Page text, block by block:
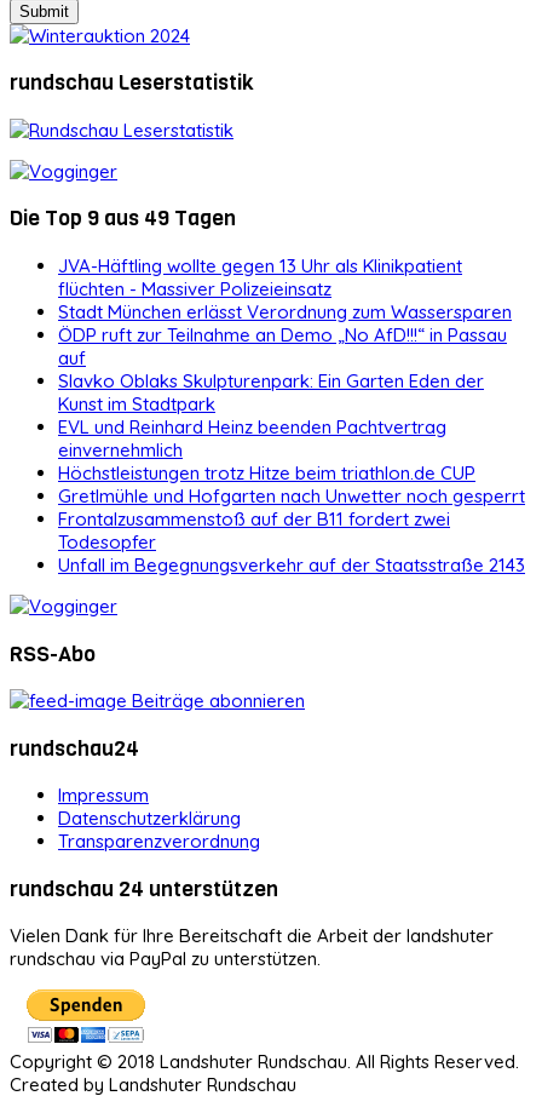
rundschau Leserstatistik
Die Top 9 aus 49 Tagen
JVA-Häftling wollte gegen 13 Uhr als Klinikpatient
flüchten - Massiver Polizeieinsatz
Stadt München erlässt Verordnung zum Wassersparen
ÖDP ruft zur Teilnahme an Demo „No AfD!!!“ in Passau
auf
Slavko Oblaks Skulpturenpark: Ein Garten Eden der
Kunst im Stadtpark
EVL und Reinhard Heinz beenden Pachtvertrag
einvernehmlich
Höchstleistungen trotz Hitze beim triathlon.de CUP
Gretlmühle und Hofgarten nach Unwetter noch gesperrt
Frontalzusammenstoß auf der B11 fordert zwei
Todesopfer
Unfall im Begegnungsverkehr auf der Staatsstraße 2143
RSS-Abo
Beiträge abonnieren
rundschau24
Impressum
Datenschutzerklärung
Transparenzverordnung
rundschau 24 unterstützen
Vielen Dank für Ihre Bereitschaft die Arbeit der landshuter
rundschau via PayPal zu unterstützen.
Copyright © 2018 Landshuter Rundschau. All Rights Reserved.
Created by Landshuter Rundschau